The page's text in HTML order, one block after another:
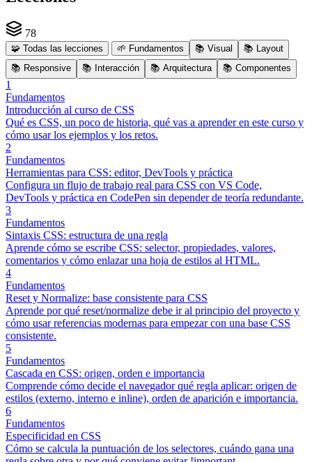
78
🧩 Todas las lecciones 🌱 Fundamentos 📚 Visual 📚 Layout
📚 Responsive 📚 Interacción 📚 Arquitectura 📚 Componentes
1
Fundamentos
Introducción al curso de CSS
Qué es CSS, un poco de historia, qué vas a aprender en este curso y
cómo usar los ejemplos y los retos.
2
Fundamentos
Herramientas para CSS: editor, DevTools y práctica
Configura un flujo de trabajo real para CSS con VS Code,
DevTools y práctica en CodePen sin depender de teoría redundante.
3
Fundamentos
Sintaxis CSS: estructura de una regla
Aprende cómo se escribe CSS: selector, propiedades, valores,
comentarios y cómo enlazar una hoja de estilos al HTML.
4
Fundamentos
Reset y Normalize: base consistente para CSS
Aprende por qué reset/normalize debe ir al principio del proyecto y
cómo usar referencias modernas para empezar con una base CSS
consistente.
5
Fundamentos
Cascada en CSS: origen, orden e importancia
Comprende cómo decide el navegador qué regla aplicar: origen de
estilos (externo, interno e inline), orden de aparición e importancia.
6
Fundamentos
Especificidad en CSS
Cómo se calcula la puntuación de los selectores, cuándo gana una